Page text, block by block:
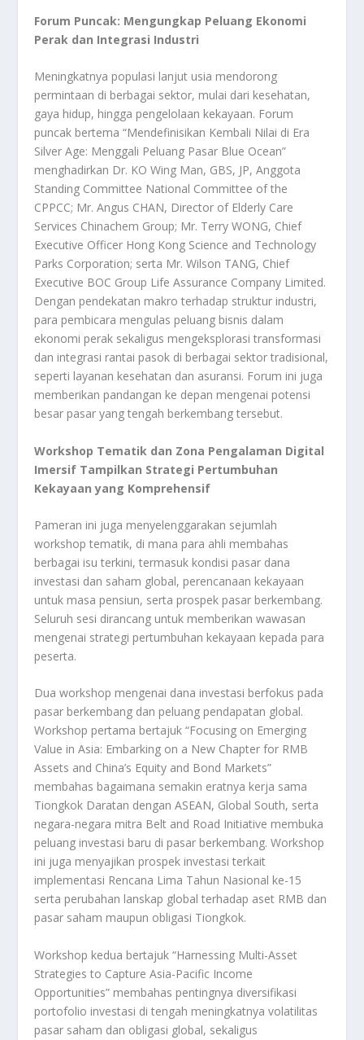
Forum Puncak: Mengungkap Peluang Ekonomi
Perak dan Integrasi Industri
Meningkatnya populasi lanjut usia mendorong
permintaan di berbagai sektor, mulai dari kesehatan,
gaya hidup, hingga pengelolaan kekayaan. Forum
puncak bertema “Mendefinisikan Kembali Nilai di Era
Silver Age: Menggali Peluang Pasar Blue Ocean”
menghadirkan Dr. KO Wing Man, GBS, JP, Anggota
Standing Committee National Committee of the
CPPCC; Mr. Angus CHAN, Director of Elderly Care
Services Chinachem Group; Mr. Terry WONG, Chief
Executive Officer Hong Kong Science and Technology
Parks Corporation; serta Mr. Wilson TANG, Chief
Executive BOC Group Life Assurance Company Limited.
Dengan pendekatan makro terhadap struktur industri,
para pembicara mengulas peluang bisnis dalam
ekonomi perak sekaligus mengeksplorasi transformasi
dan integrasi rantai pasok di berbagai sektor tradisional,
seperti layanan kesehatan dan asuransi. Forum ini juga
memberikan pandangan ke depan mengenai potensi
besar pasar yang tengah berkembang tersebut.
Workshop Tematik dan Zona Pengalaman Digital
Imersif Tampilkan Strategi Pertumbuhan
Kekayaan yang Komprehensif
Pameran ini juga menyelenggarakan sejumlah
workshop tematik, di mana para ahli membahas
berbagai isu terkini, termasuk kondisi pasar dana
investasi dan saham global, perencanaan kekayaan
untuk masa pensiun, serta prospek pasar berkembang.
Seluruh sesi dirancang untuk memberikan wawasan
mengenai strategi pertumbuhan kekayaan kepada para
peserta.
Dua workshop mengenai dana investasi berfokus pada
pasar berkembang dan peluang pendapatan global.
Workshop pertama bertajuk “Focusing on Emerging
Value in Asia: Embarking on a New Chapter for RMB
Assets and China’s Equity and Bond Markets”
membahas bagaimana semakin eratnya kerja sama
Tiongkok Daratan dengan ASEAN, Global South, serta
negara-negara mitra Belt and Road Initiative membuka
peluang investasi baru di pasar berkembang. Workshop
ini juga menyajikan prospek investasi terkait
implementasi Rencana Lima Tahun Nasional ke-15
serta perubahan lanskap global terhadap aset RMB dan
pasar saham maupun obligasi Tiongkok.
Workshop kedua bertajuk “Harnessing Multi-Asset
Strategies to Capture Asia-Pacific Income
Opportunities” membahas pentingnya diversifikasi
portofolio investasi di tengah meningkatnya volatilitas
pasar saham dan obligasi global, sekaligus